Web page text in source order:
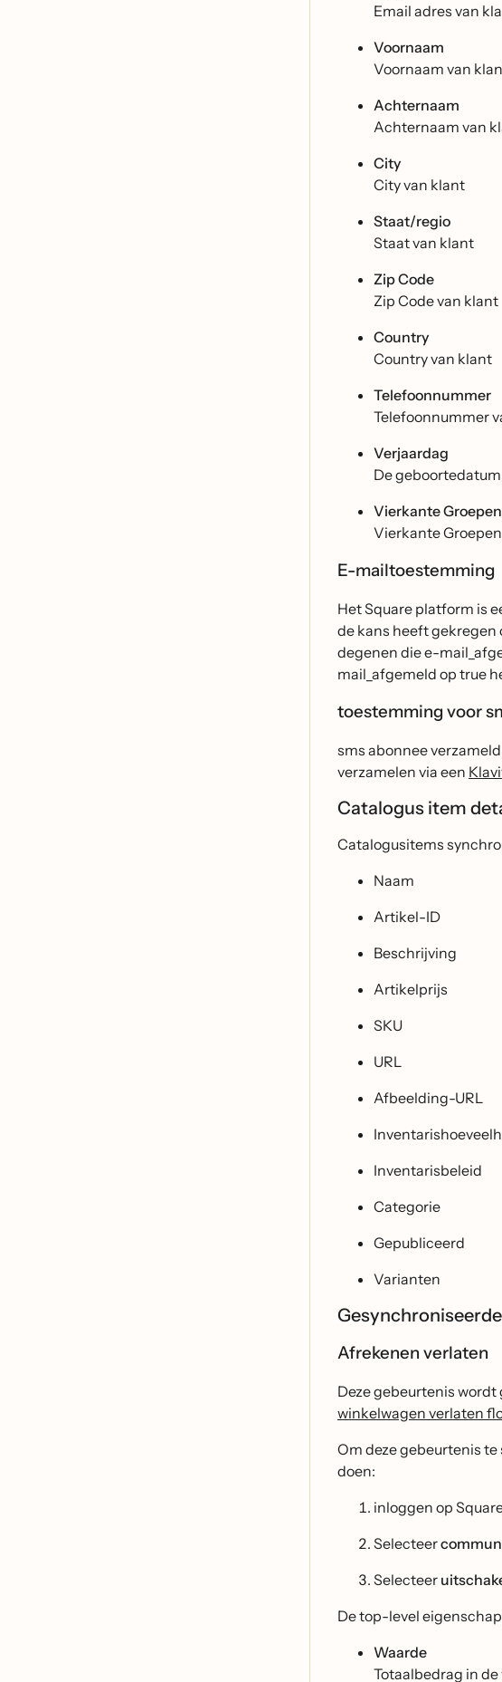
Email adres van
Voornaam
Voornaam van
Achternaam
Achternaam van
City
City van klant
Staat/regio
Staat van klant
Zip Code
Zip Code van klant
Country
Country van klant
Telefoonnummer
Telefoonnummer
Verjaardag
De
Vierkante Groepen
Vierkante
E-mailtoestemming
Het Square platform is
de kans heeft
degenen die e-
mail_afgemeld op true
toestemming voor
sms abonnee
verzamelen via een
Catalogus item
Catalogusitems
Naam
Artikel-ID
Beschrijving
Artikelprijs
SKU
URL
Afbeelding-URL
Inventarisbeleid
Categorie
Gepubliceerd
Varianten
Afrekenen verlaten
Deze gebeurtenis wordt
winkelwagen verlaten
Om deze gebeurtenis
doen:
inloggen op
Selecteer
Selecteer
De top-level
Waarde
Totaalbedrag in